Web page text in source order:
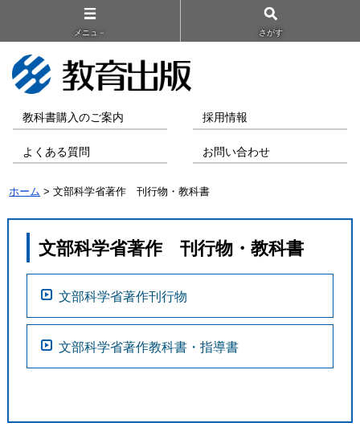
メニュ－ さがす
教科書購入のご案内 採用情報
よくある質問 お問い合わせ
ホーム > 文部科学省著作 刊行物・教科書
文部科学省著作 刊行物・教科書
文部科学省著作刊行物
文部科学省著作教科書・指導書